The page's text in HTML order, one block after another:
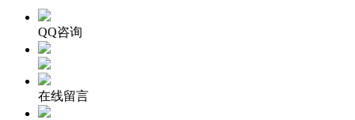
QQ咨询
在线留言